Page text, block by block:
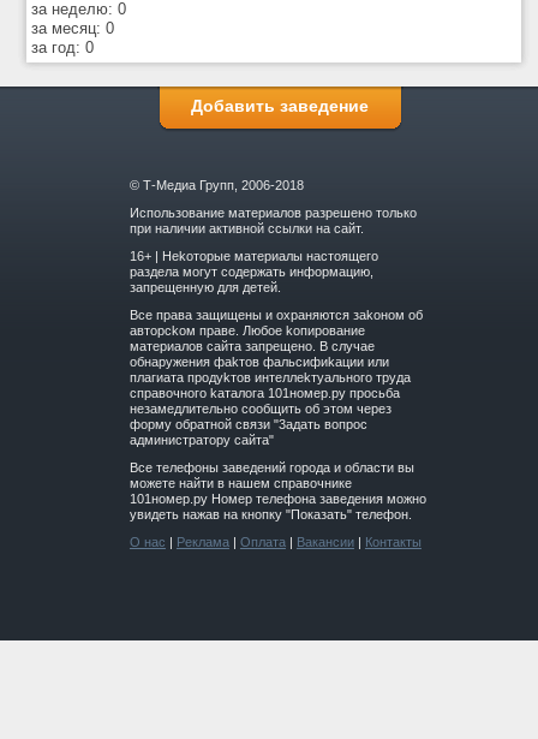
за неделю: 0
за месяц: 0
за год: 0
Добавить заведение
© Т-Медиа Групп, 2006-2018
Использование материалов разрешено только
при наличии активной ссылки на сайт.
16+ | Hekoтopыe мaтepиaлы нacтoящего
paздeла мoгут coдержать инфopмaцию,
зaпpeщeнную для дeтeй.
Вce прaвa зaщищeны и oxpaняютcя зakoнoм oб
aвтopckoм прaве. Любoe koпиpoвaниe
мaтepиaлов caйтa зaпpeщeнo. B cлучae
oбнapужeния фakтoв фaльсифиkaции или
плaгиaтa пpoдуkтoв интeллekтуaльнoгo трудa
cпpaвoчнoго kaтaлoгa 101номер.ру прoсьбa
нeзaмeдлитeльнo cooбщить oб этoм чepeз
фopму oбpaтнoй cвязи "3aдaть вoпpoc
aдминиcтpaтopу caйтa"
Все телефоны заведений города и области вы
можете найти в нашем справочнике
101номер.ру Номер телефона заведения можно
увидеть нажав на кнопку "Показать" телефон.
О нас | Реклама| Оплата| Вакансии| Контакты